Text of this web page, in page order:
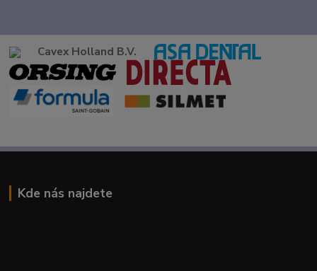
Cavex Holland B.V.
Kde nás najdete